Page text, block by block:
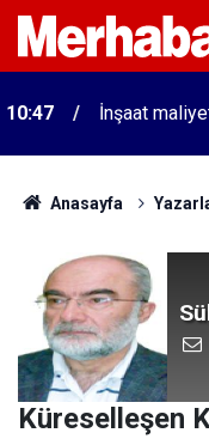
10:47 İnşaat
Anasayfa
Küreselleşen